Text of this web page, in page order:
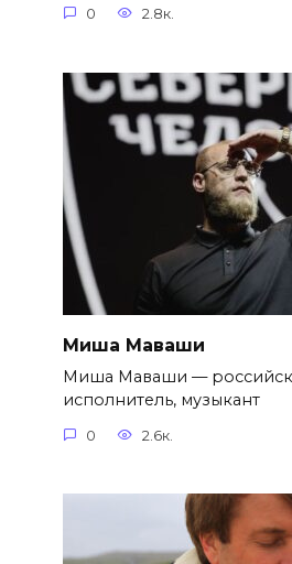
0 2.8к.
Миша Маваши
Миша Маваши —
исполнитель, музыкант
0 2.6к.